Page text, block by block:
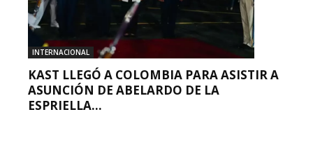
INTERNACIONAL
KAST LLEGÓ A COLOMBIA PARA ASISTIR A
ASUNCIÓN DE ABELARDO DE LA
ESPRIELLA...